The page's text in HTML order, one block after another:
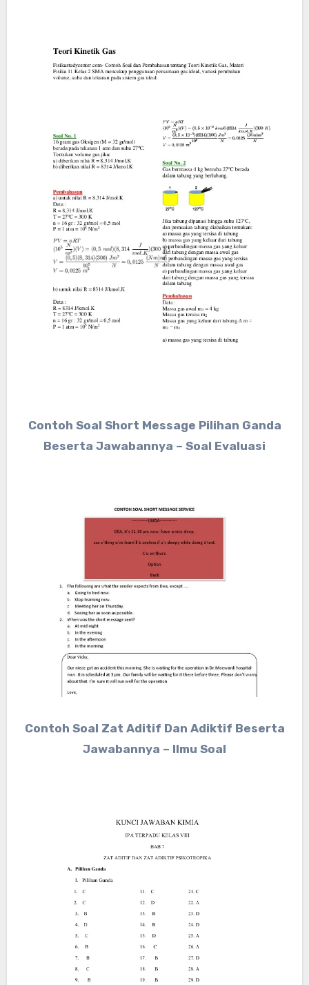
Contoh Soal Short Message Pilihan Ganda
Beserta Jawabannya – Soal Evaluasi
Contoh Soal Zat Aditif Dan Adiktif Beserta
Jawabannya – Ilmu Soal